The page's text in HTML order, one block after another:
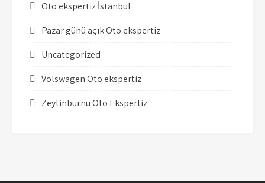
Oto ekspertiz İstanbul
Pazar günü açık Oto ekspertiz
Uncategorized
Volswagen Oto ekspertiz
Zeytinburnu Oto Ekspertiz